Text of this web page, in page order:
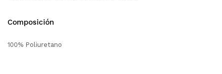
Composición
100% Poliuretano